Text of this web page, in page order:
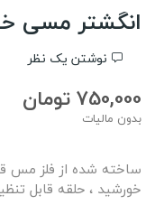
انگشتر مسی
نوشتن یک نظر
750,000 تومان
بدون مالیات
ساخته شده از فلز مس
خورشید ، حلقه قابل